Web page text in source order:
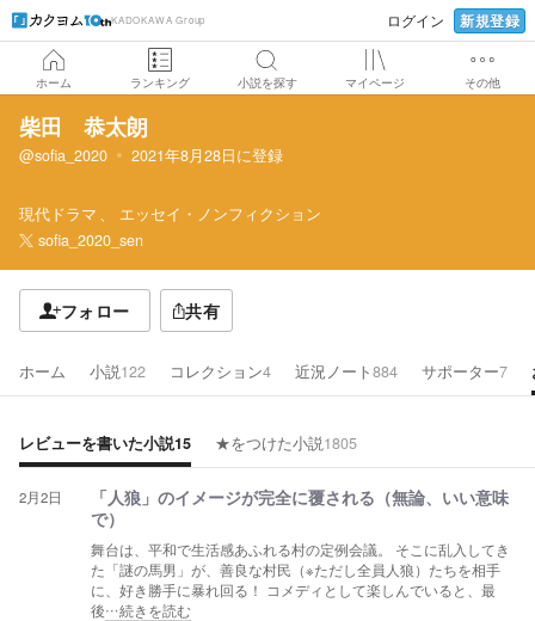
KADOKAWA Group ログイン 新規登録
ホーム ランキング 小説を探す マイページ その他
柴田 恭太朗
@sofia_2020 2021年8月28日に登録
現代ドラマ
エッセイ・ノンフィクション
sofia_2020_sen
フォロー 共有
ホーム 小説122 コレクション4 近況ノート884 サポーター7
レビューを書いた小説15 ★をつけた小説1805
2月2日
「人狼」のイメージが完全に覆される（無論、いい意味
で）
舞台は、平和で生活感あふれる村の定例会議。 そこに乱入してき
た「謎の馬男」が、善良な村民（※ただし全員人狼）たちを相手
に、好き勝手に暴れ回る！ コメディとして楽しんでいると、最
後…続きを読む